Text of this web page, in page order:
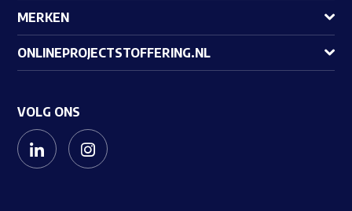
MERKEN
ONLINEPROJECTSTOFFERING.NL
VOLG ONS